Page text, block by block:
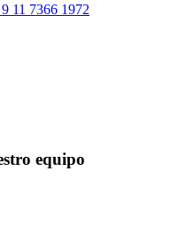
11 7366 1972
equipo